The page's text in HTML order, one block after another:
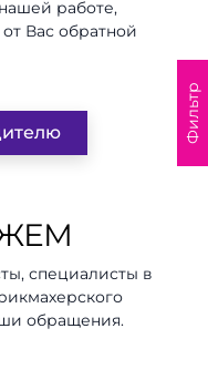
Фильтр
работе,
Вас обратной
специалисты в
обращения.